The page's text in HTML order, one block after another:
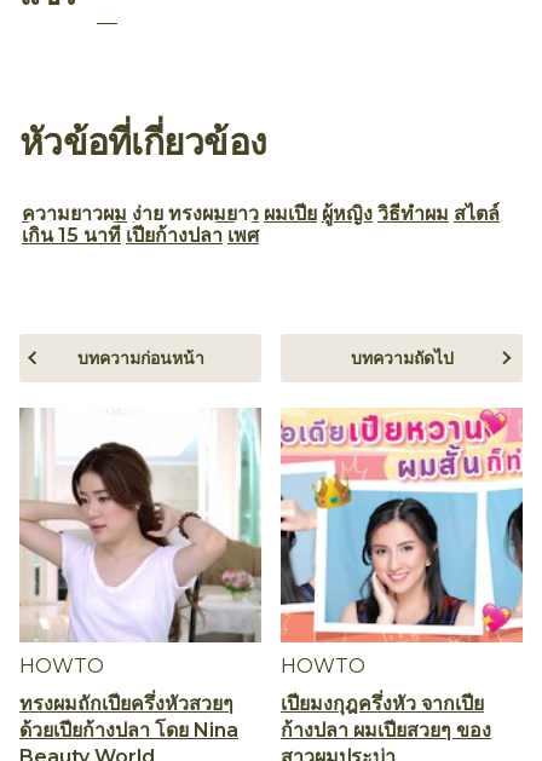
หัวข้อที่เกี่ยวข้อง
ความยาวผม ง่าย ทรงผมยาว ผมเปีย ผู้หญิง วิธีทำผม สไตล์
เกิน 15 นาที เปียก้างปลา เพศ
HOWTO
ทรงผมถักเปียครึ่งหัวสวยๆ
ด้วยเปียก้างปลา โดย Nina
บทความก่อนหน้า
HOWTO
เปียมงกุฎครึ่งหัว จากเปีย
ก้างปลา ผมเปียสวยๆ ของ
บทความถัดไป